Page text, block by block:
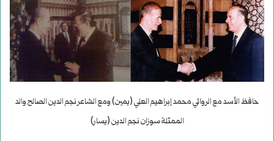
حافظ الأسد مع الروائي محمد إبراهيم العلي (يمين) ومع الشاعر نجم الدين الصالح والد
الممثلة سوزان نجم الدين (يسار)